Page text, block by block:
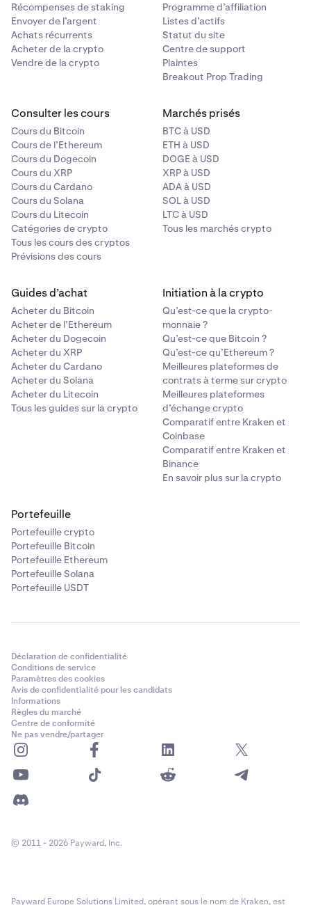
Récompenses de staking
Envoyer de l’argent
Achats récurrents
Acheter de la crypto
Vendre de la crypto
Programme d’affiliation
Listes d’actifs
Statut du site
Centre de support
Plaintes
Breakout Prop Trading
Consulter les cours
Cours du Bitcoin
Cours de l’Ethereum
Cours du Dogecoin
Cours du XRP
Cours du Cardano
Cours du Solana
Cours du Litecoin
Catégories de crypto
Tous les cours des cryptos
Prévisions des cours
Marchés prisés
BTC à USD
ETH à USD
DOGE à USD
XRP à USD
ADA à USD
SOL à USD
LTC à USD
Tous les marchés crypto
Guides d’achat
Acheter du Bitcoin
Acheter de l’Ethereum
Acheter du Dogecoin
Acheter du XRP
Acheter du Cardano
Acheter du Solana
Acheter du Litecoin
Tous les guides sur la crypto
Initiation à la crypto
Qu’est-ce que la crypto-
monnaie ?
Qu’est-ce que Bitcoin ?
Qu’est-ce qu’Ethereum ?
Meilleures plateformes de
contrats à terme sur crypto
Meilleures plateformes
d’échange crypto
Comparatif entre Kraken et
Coinbase
Comparatif entre Kraken et
Binance
En savoir plus sur la crypto
Portefeuille
Portefeuille crypto
Portefeuille Bitcoin
Portefeuille Ethereum
Portefeuille Solana
Portefeuille USDT
Déclaration de confidentialité
Conditions de service
Paramètres des cookies
Avis de confidentialité pour les candidats
Informations
Règles du marché
Centre de conformité
Ne pas vendre/partager
© 2011 - 2026 Payward, Inc.
Payward Europe Solutions Limited, opérant sous le nom de Kraken, est